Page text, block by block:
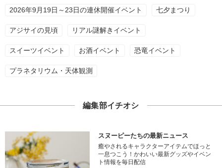
2026年9月19日～23日の連休開催イベント 七夕まつり
アジサイの見頃 リアル謎解きイベント
スイーツイベント お酒イベント 恐竜イベント
プラネタリウム・天体観測
編集部イチオシ
スヌーピーたちの最新ニュース
癒やされるキャラクターアイテムでほっと
一息つこう！かわいい最新グッズやイベン
ト情報を毎日配信